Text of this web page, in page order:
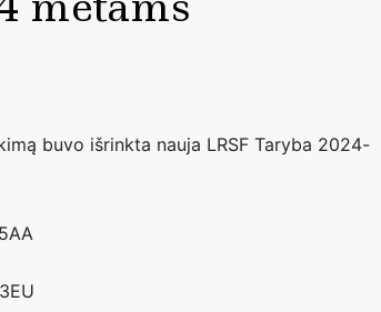
buvo išrinkta nauja LRSF Taryba 2024-